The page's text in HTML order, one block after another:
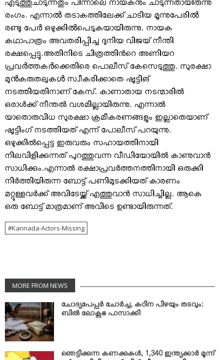
എടുത്തുചാടുന്നതും പിന്നാലെ നായകനും ചാടുന്നതായിരുന്നു
രംഗം. എന്നാൽ തടാകത്തിലേക്ക് ചാടിയ മൂന്നുപേരിൽ
രണ്ടു പേർ ഒഴുക്കിൽപെടുകയായിരുന്നു. നായക
കഥാപാത്രം അവതരിപ്പിച്ച ദുനിയ വിജയ് നീന്തി
രക്ഷപ്പെട്ടു.അതിനിടെ ചിത്രത്തിന്‍റെ അണിയറ
പ്രവർത്തകർക്കെതിരെ പൊലീസ് കേസെടുത്തു. സുരക്ഷാ
മുൻകരുതലുകൾ സ്വീകരിക്കാതെ ഷൂട്ടിങ്
നടത്തിയതിനാണ് കേസ്. കാണാതായ നടന്മാരില്‍
ഒരാള്‍ക്ക് നീന്തല്‍ വശമില്ലായിരുന്നു. എന്നാല്‍
യാതൊരുവിധ സുരക്ഷാ ക്രമീകരണങ്ങളും ഇല്ലാതെയാണ്
ഷൂട്ടിംഗ് നടത്തിയത് എന്ന് പോലീസ് പറയുന്നു.
ഒഴുക്കില്‍പ്പെട്ട ഇരുവരും സഹായത്തിനായി
നിലവിളിക്കുന്നത് പുറത്തുവന്ന വീഡിയോയില്‍ കാണുവാന്‍
സാധിക്കും.എന്നാല്‍ രക്ഷാപ്രവര്‍ത്തനത്തിനായി ഒരുക്കി
നിര്‍ത്തിയിരുന്ന ബോട്ട് പണിമുടക്കിയത് കാരണം
മറ്റുള്ളവര്‍ക്ക് അവിടേയ്ക്ക് എത്തുവാന്‍ സാധിച്ചില്ല. ആകെ
ഒരു ബോട്ട് മാത്രമാണ് അവിടെ ഉണ്ടായിരുന്നത്.
Kannada-Actors-Missing
MORE FROM NEWS
ചോദ്യപേപ്പര്‍ ചോര്‍ച്ച; കഠിന പിഴയും തടവും:
ബില്‍ ലോക്സഭ പാസാക്കി
ഞെട്ടിക്കുന്ന കണക്കുകള്‍; 1,340 ഇന്ത്യക്കാര്‍ മൂന്ന്